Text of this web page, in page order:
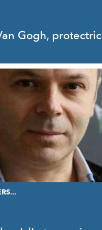
Gogh,